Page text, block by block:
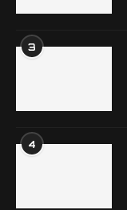
3
4